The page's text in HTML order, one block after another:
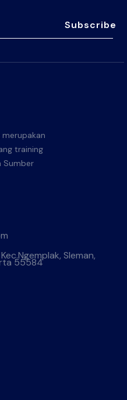
Subscribe
merupakan
training
Sumber
Sleman,
55584